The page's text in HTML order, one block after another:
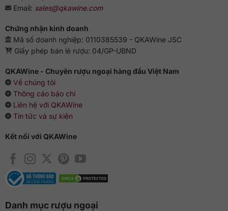
Email: sales@qkawine.com
Chứng nhận kinh doanh
Mã số doanh nghiệp: 0110385539 - QKAWine JSC
Giấy phép bán lẻ rượu: 04/GP-UBND
QKAWine - Chuyên rượu ngoại hàng đầu Việt Nam
Về chúng tôi
Thông cáo báo chí
Liên hệ với QKAWine
Tin tức và sự kiện
Kết nối với QKAWine
Danh mục rượu ngoại